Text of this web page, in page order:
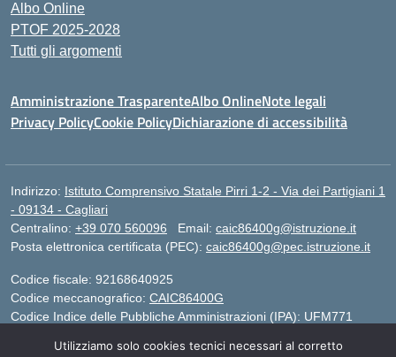
Albo Online
PTOF 2025-2028
Tutti gli argomenti
Amministrazione TrasparenteAlbo OnlineNote legali
Privacy PolicyCookie PolicyDichiarazione di accessibilità
Indirizzo: Istituto Comprensivo Statale Pirri 1-2 - Via dei Partigiani 1
- 09134 - Cagliari
Centralino: +39 070 560096 Email: caic86400g@istruzione.it
Posta elettronica certificata (PEC): caic86400g@pec.istruzione.it
Codice fiscale: 92168640925
Codice meccanografico: CAIC86400G
Codice Indice delle Pubbliche Amministrazioni (IPA): UFM771
IBAN - IT 46 W 0101504808000070626497
Utilizziamo solo cookies tecnici necessari al corretto